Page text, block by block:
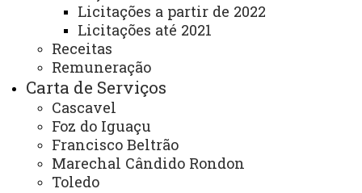
Licitações a partir de 2022
Licitações até 2021
Receitas
Remuneração
Carta de Serviços
Cascavel
Foz do Iguaçu
Francisco Beltrão
Marechal Cândido Rondon
Toledo
Gráfica Universitária
NÚCLEOS
NeadUni - Núcleo de Educação a Distância
NEE - Núcleo de Estações Experimentais
NTI - Núcleo de Tecnologia da Informação